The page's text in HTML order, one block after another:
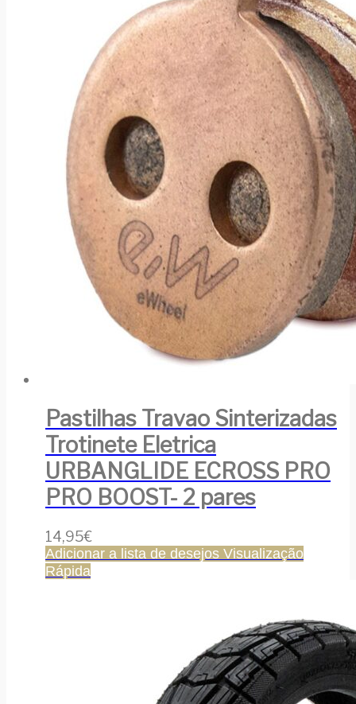
Pastilhas Travao Sinterizadas
Trotinete Eletrica
URBANGLIDE ECROSS PRO
PRO BOOST- 2 pares
14,95€
Adicionar a lista de desejos Visualização
Rápida